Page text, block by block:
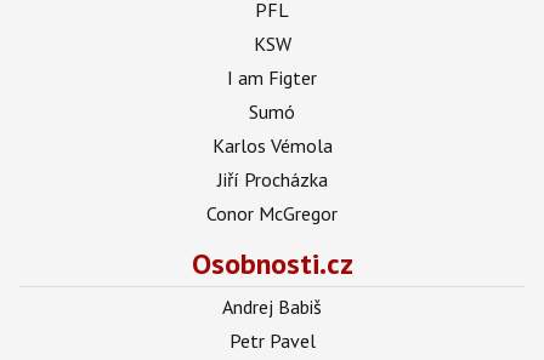
PFL
KSW
I am Figter
Sumó
Karlos Vémola
Jiří Procházka
Conor McGregor
Osobnosti.cz
Andrej Babiš
Petr Pavel